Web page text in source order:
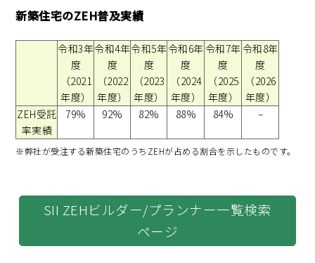
新築住宅のZEH普及実績
令和3年
度
（2021
年度）
令和4年
度
（2022
年度）
令和5年
度
（2023
年度）
令和6年
度
（2024
年度）
令和7年
度
（2025
年度）
令和8年
度
（2026
年度）
ZEH受託
率実績
79% 92% 82% 88% 84% –
※弊社が受注する新築住宅のうちZEHが占める割合を示したものです。
SII ZEHビルダー/プランナー一覧検索
ページ